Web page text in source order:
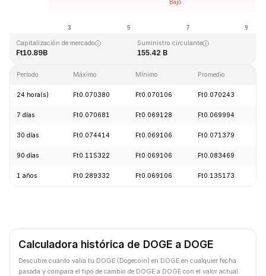
Capitalización de mercado
Ft10.89B
Suministro circulante
155.42 B
Período Máximo Mínimo Promedio
24 hora(s) Ft0.070380 Ft0.070106 Ft0.070243
7 días Ft0.070681 Ft0.069128 Ft0.069994
30 días Ft0.074414 Ft0.069106 Ft0.071379
90 días Ft0.115322 Ft0.069106 Ft0.083469
1 años Ft0.289332 Ft0.069106 Ft0.135173
Calculadora histórica de DOGE a DOGE
Descubre cuánto valía tu DOGE (Dogecoin) en DOGE en cualquier fecha
pasada y compara el tipo de cambio de DOGE a DOGE con el valor actual.